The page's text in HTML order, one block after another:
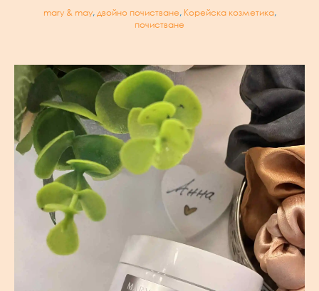
mary & may, двойно почистване, Корейска козметика,
почистване